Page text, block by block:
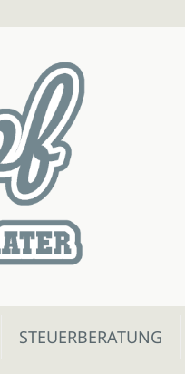
STEUERBERATUNG